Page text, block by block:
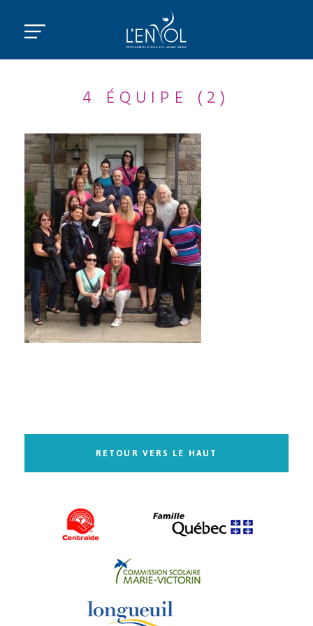
4 ÉQUIPE (2)
RETOUR VERS LE HAUT